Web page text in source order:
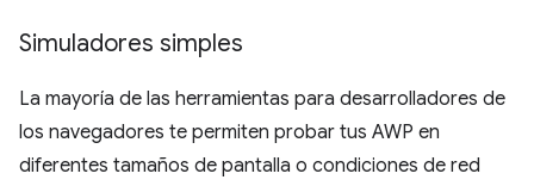
Simuladores simples
La mayoría de las herramientas para desarrolladores de
los navegadores te permiten probar tus AWP en
diferentes tamaños de pantalla o condiciones de red